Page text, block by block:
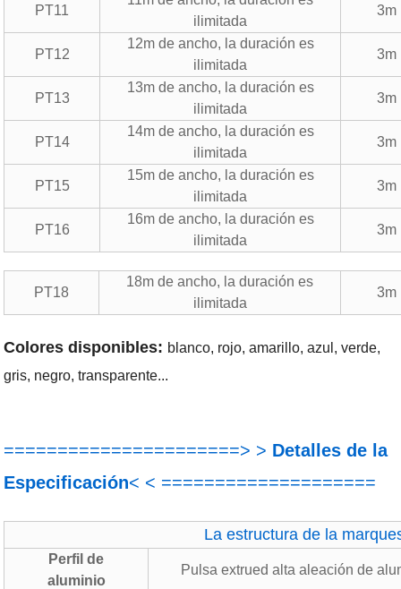
PT11
ilimitada
3m
PT12
12m de ancho, la duración es
ilimitada
3m
PT13
13m de ancho, la duración es
ilimitada
3m
PT14
14m de ancho, la duración es
ilimitada
3m
PT15
15m de ancho, la duración es
ilimitada
3m
PT16
16m de ancho, la duración es
ilimitada
3m
PT18
18m de ancho, la duración es
ilimitada
3m
Colores disponibles: blanco, rojo, amarillo, azul, verde,
gris, negro, transparente...
======================> > Detalles de la
Especificación< < ====================
La estructura de la
Perfil de
aluminio
Pulsa extrued alta aleación de